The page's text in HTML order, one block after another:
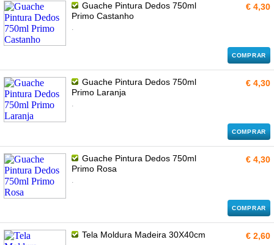
Guache Pintura Dedos 750ml
Primo Castanho
.
€ 4,30
COMPRAR
Guache Pintura Dedos 750ml
Primo Laranja
.
€ 4,30
COMPRAR
Guache Pintura Dedos 750ml
Primo Rosa
.
€ 4,30
COMPRAR
Tela Moldura Madeira 30X40cm € 2,60